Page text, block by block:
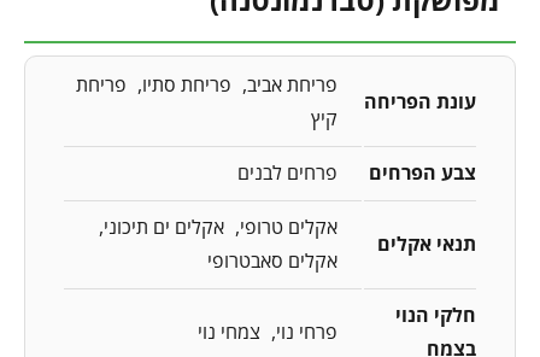
עונת הפריחה
פריחת אביב פריחת סתיו
פריחת
קיץ
צבע הפרחים פרחים לבנים
תנאי אקלים
אקלים טרופי
אקלים ים תיכוני
אקלים סאבטרופי
חלקי הנוי
בצמח
פרחי נוי צמחי נוי